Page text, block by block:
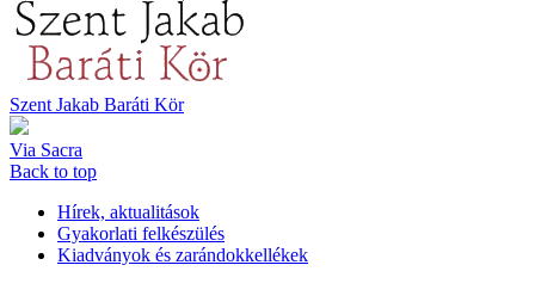
Szent Jakab Baráti Kör
Via Sacra
Back to top
Hírek, aktualitások
Gyakorlati felkészülés
Kiadványok és zarándokkellékek